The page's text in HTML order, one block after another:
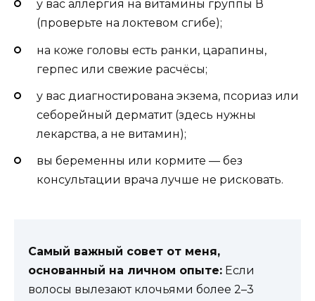
у вас аллергия на витамины группы В
(проверьте на локтевом сгибе);
на коже головы есть ранки, царапины,
герпес или свежие расчёсы;
у вас диагностирована экзема, псориаз или
себорейный дерматит (здесь нужны
лекарства, а не витамин);
вы беременны или кормите — без
консультации врача лучше не рисковать.
Самый важный совет от меня,
основанный на личном опыте: Если
волосы вылезают клочьями более 2–3